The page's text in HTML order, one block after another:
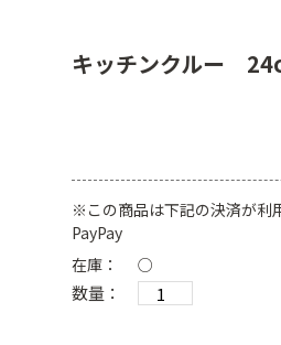
キッチンクルー
※この商品は下記の決済が利
PayPay
在庫：
○
数量：